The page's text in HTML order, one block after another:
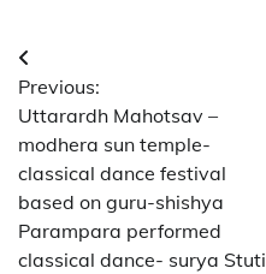
Post
navigation
Previous:
Uttarardh Mahotsav –
modhera sun temple-
classical dance festival
based on guru-shishya
Parampara performed
classical dance- surya Stuti